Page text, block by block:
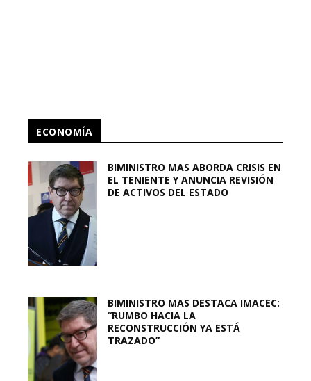
ECONOMÍA
BIMINISTRO MAS ABORDA CRISIS EN
EL TENIENTE Y ANUNCIA REVISIÓN
DE ACTIVOS DEL ESTADO
BIMINISTRO MAS DESTACA IMACEC:
“RUMBO HACIA LA
RECONSTRUCCIÓN YA ESTÁ
TRAZADO”